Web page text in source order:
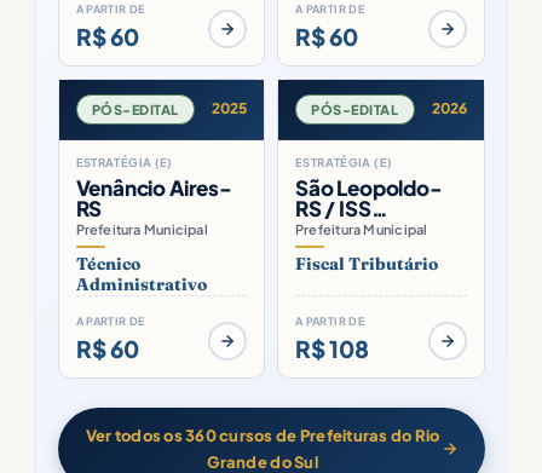
A PARTIR DE
R$ 60
A PARTIR DE
R$ 60
PÓS-EDITAL 2025
ESTRATÉGIA (E)
Venâncio Aires-
RS
Prefeitura Municipal
Técnico
Administrativo
A PARTIR DE
R$ 60
PÓS-EDITAL 2026
ESTRATÉGIA (E)
São Leopoldo-
RS / ISS…
Prefeitura Municipal
Fiscal Tributário
A PARTIR DE
R$ 108
Ver todos os 360 cursos de Prefeituras do Rio
Grande do Sul